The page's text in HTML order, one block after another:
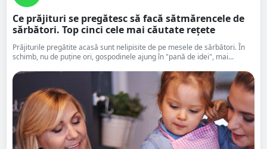
Ce prăjituri se pregătesc să facă sătmărencele de
sărbători. Top cinci cele mai căutate rețete
Prăjiturile pregătite acasă sunt nelipisite de pe mesele de sărbători. În
schimb, nu de puține ori, gospodinele ajung în "pană de idei", mai...